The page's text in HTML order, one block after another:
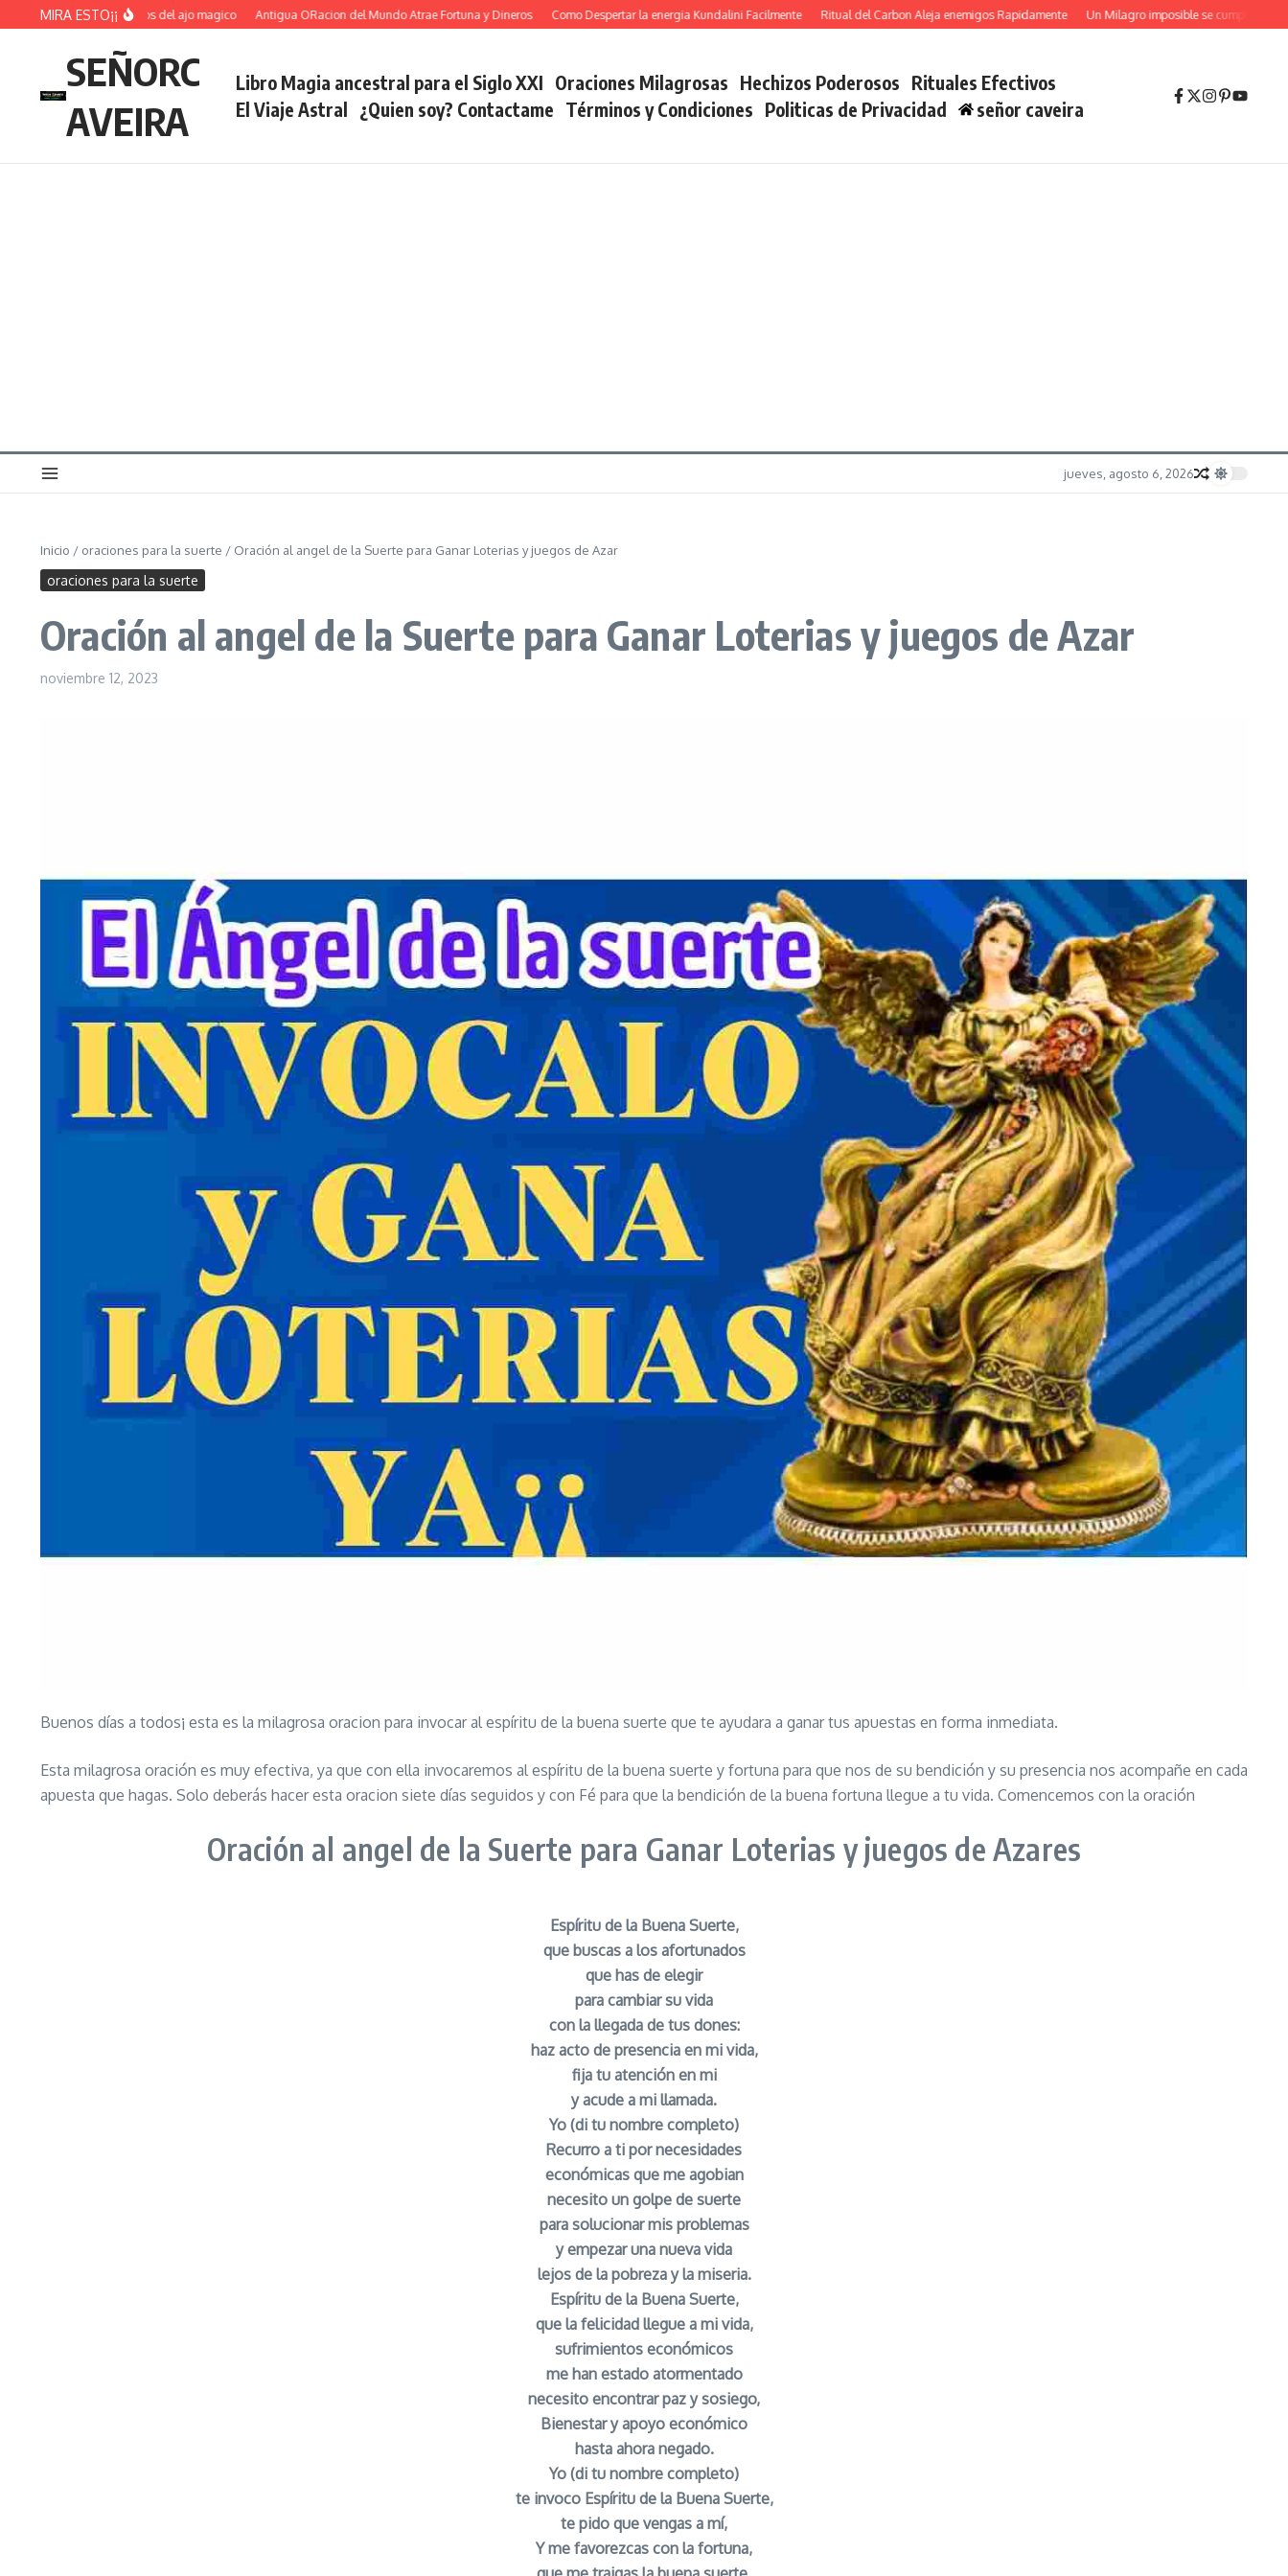
Saltar al contenido
MIRA ESTO¡¡
Ritual voltea hechizos del ajo magico Antigua ORacion del Mundo Atrae Fortuna y Dineros Como Despertar la energia Kundalini Facilmente Ritual del Carbon Aleja enemigos Rapidamente Un Milagro imposible se cumplira YA con
SEÑORC
AVEIRA
Libro Magia ancestral para el Siglo XXI Oraciones Milagrosas Hechizos Poderosos Rituales Efectivos
El Viaje Astral ¿Quien soy? Contactame Términos y Condiciones Politicas de Privacidad señor caveira
jueves, agosto 6, 2026
Inicio / oraciones para la suerte / Oración al angel de la Suerte para Ganar Loterias y juegos de Azar
oraciones para la suerte
Oración al angel de la Suerte para Ganar Loterias y juegos de Azar
noviembre 12, 2023
Buenos días a todos¡ esta es la milagrosa oracion para invocar al espíritu de la buena suerte que te ayudara a ganar tus apuestas en forma inmediata.
Esta milagrosa oración es muy efectiva, ya que con ella invocaremos al espíritu de la buena suerte y fortuna para que nos de su bendición y su presencia nos acompañe en cada
apuesta que hagas. Solo deberás hacer esta oracion siete días seguidos y con Fé para que la bendición de la buena fortuna llegue a tu vida. Comencemos con la oración
Oración al angel de la Suerte para Ganar Loterias y juegos de Azares
Espíritu de la Buena Suerte,
que buscas a los afortunados
que has de elegir
para cambiar su vida
con la llegada de tus dones:
haz acto de presencia en mi vida,
fija tu atención en mi
y acude a mi llamada.
Yo (di tu nombre completo)
Recurro a ti por necesidades
económicas que me agobian
necesito un golpe de suerte
para solucionar mis problemas
y empezar una nueva vida
lejos de la pobreza y la miseria.
Espíritu de la Buena Suerte,
que la felicidad llegue a mi vida,
sufrimientos económicos
me han estado atormentado
necesito encontrar paz y sosiego,
Bienestar y apoyo económico
hasta ahora negado.
Yo (di tu nombre completo)
te invoco Espíritu de la Buena Suerte,
te pido que vengas a mí,
Y me favorezcas con la fortuna,